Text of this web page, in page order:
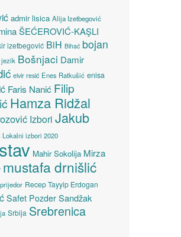
admir lisica Alija Izetbegović
ŠEĆEROVIĆ-KAŞLI
izetbegović BiH Bihać bojan
Bošnjaci Damir
elvir resić Enes Ratkušić enisa
Faris Nanić Filip
Hamza Ridžal
Izbori Jakub
Lokalni izbori 2020
Mahir Sokolija Mirza
mustafa drnišlić
prijedor Recep Tayyip Erdogan
Safet Pozder Sandžak
Srbija Srebrenica